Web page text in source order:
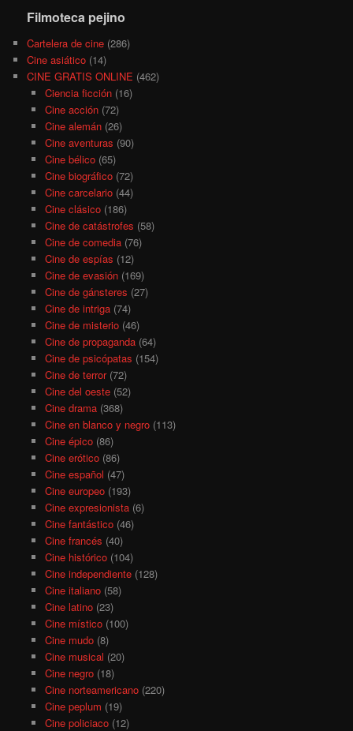
Filmoteca pejino
Cartelera de cine (286)
Cine asiático (14)
CINE GRATIS ONLINE (462)
Ciencia ficción(16)
Cine acción(72)
Cine alemán(26)
Cine aventuras (90)
Cine bélico(65)
Cine biográfico(72)
Cine carcelario(44)
Cine clásico(186)
Cine de catástrofes (58)
Cine de comedia(76)
Cine de espías (12)
Cine de evasión(169)
Cine de gánsteres (27)
Cine de intriga(74)
Cine de misterio(46)
Cine de propaganda(64)
Cine de psicópatas (154)
Cine de terror(72)
Cine del oeste(52)
Cine drama(368)
Cine en blanco y negro(113)
Cine épico(86)
Cine erótico(86)
Cine español (47)
Cine europeo(193)
Cine expresionista(6)
Cine fantástico(46)
Cine francés (40)
Cine histórico(104)
Cine independiente(128)
Cine italiano(58)
Cine latino(23)
Cine místico(100)
Cine mudo(8)
Cine musical (20)
Cine negro(18)
Cine norteamericano(220)
Cine peplum (19)
Cine policiaco(12)